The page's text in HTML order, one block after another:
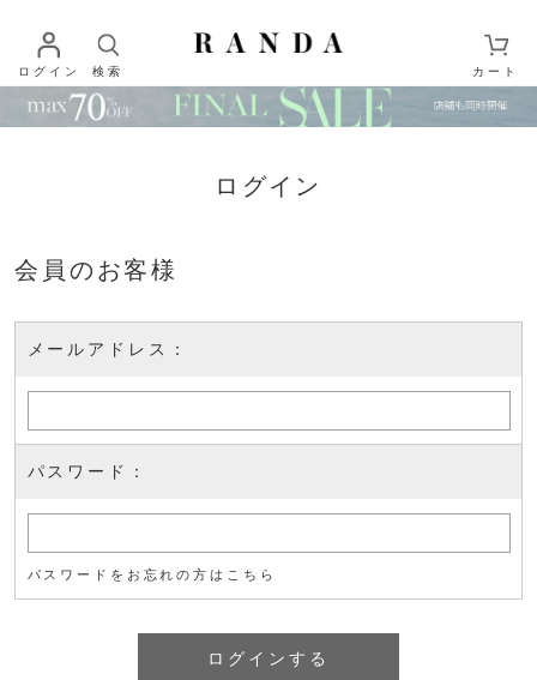
ログイン 検索 カート
ログイン
会員のお客様
メールアドレス：
パスワード：
パスワードをお忘れの方はこちら